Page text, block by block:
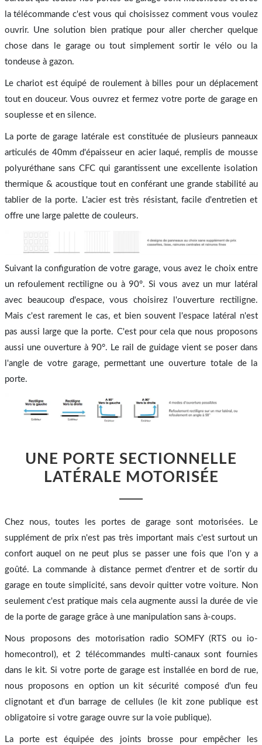
la télécommande c'est vous qui choisissez comment vous voulez
ouvrir. Une solution bien pratique pour aller chercher quelque
chose dans le garage ou tout simplement sortir le vélo ou la
tondeuse à gazon.
Le chariot est équipé de roulement à billes pour un déplacement
tout en douceur. Vous ouvrez et fermez votre porte de garage en
souplesse et en silence.
La porte de garage latérale est constituée de plusieurs panneaux
articulés de 40mm d'épaisseur en acier laqué, remplis de mousse
polyuréthane sans CFC qui garantissent une excellente isolation
thermique & acoustique tout en conférant une grande stabilité au
tablier de la porte. L'acier est très résistant, facile d'entretien et
offre une large palette de couleurs.
Suivant la configuration de votre garage, vous avez le choix entre
un refoulement rectiligne ou à 90°. Si vous avez un mur latéral
avec beaucoup d'espace, vous choisirez l'ouverture rectiligne.
Mais c'est rarement le cas, et bien souvent l'espace latéral n'est
pas aussi large que la porte. C'est pour cela que nous proposons
aussi une ouverture à 90°. Le rail de guidage vient se poser dans
l'angle de votre garage, permettant une ouverture totale de la
porte.
UNE PORTE SECTIONNELLE
LATÉRALE MOTORISÉE
Chez nous, toutes les portes de garage sont motorisées. Le
supplément de prix n'est pas très important mais c'est surtout un
confort auquel on ne peut plus se passer une fois que l'on y a
goûté. La commande à distance permet d'entrer et de sortir du
garage en toute simplicité, sans devoir quitter votre voiture. Non
seulement c'est pratique mais cela augmente aussi la durée de vie
de la porte de garage grâce à une manipulation sans à-coups.
Nous proposons des motorisation radio SOMFY (RTS ou io-
homecontrol), et 2 télécommandes multi-canaux sont fournies
dans le kit. Si votre porte de garage est installée en bord de rue,
nous proposons en option un kit sécurité composé d'un feu
clignotant et d'un barrage de cellules (le kit zone publique est
obligatoire si votre garage ouvre sur la voie publique).
La porte est équipée des joints brosse pour empêcher les